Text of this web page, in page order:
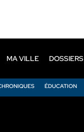
ÉDUCATION
MA VILLE DOSSIERS